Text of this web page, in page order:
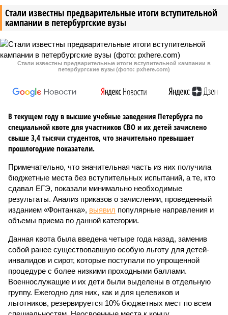
Стали известны предварительные итоги вступительной
кампании в петербургские вузы
Стали известны предварительные итоги вступительной кампании в
петербургские вузы (фото: pxhere.com)
В текущем году в высшие учебные заведения Петербурга по
специальной квоте для участников СВО и их детей зачислено
свыше 3,4 тысячи студентов, что значительно превышает
прошлогодние показатели.
Примечательно, что значительная часть из них получила
бюджетные места без вступительных испытаний, а те, кто
сдавал ЕГЭ, показали минимально необходимые
результаты. Анализ приказов о зачислении, проведенный
изданием «Фонтанка», выявил популярные направления и
объемы приема по данной категории.
Данная квота была введена четыре года назад, заменив
собой ранее существовавшую особую льготу для детей-
инвалидов и сирот, которые поступали по упрощенной
процедуре с более низкими проходными баллами.
Военнослужащие и их дети были выделены в отдельную
группу. Ежегодно для них, как и для целевиков и
льготников, резервируется 10% бюджетных мест по всем